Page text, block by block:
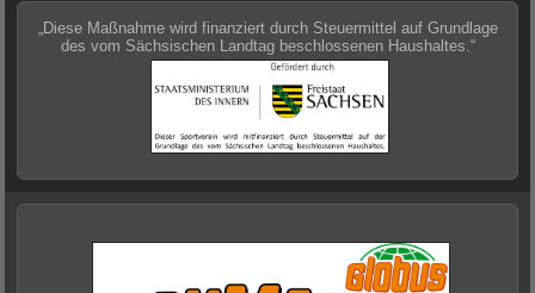
„Diese Maßnahme wird finanziert durch Steuermittel auf Grundlage
des vom Sächsischen Landtag beschlossenen Haushaltes.“